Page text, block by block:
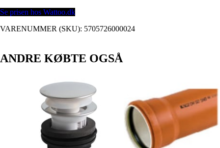
Se prisen hos Wattoo.dk
VARENUMMER (SKU): 5705726000024
ANDRE KØBTE OGSÅ